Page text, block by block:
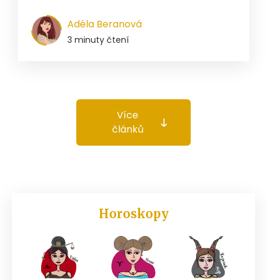
Adéla Beranová
3 minuty čtení
Více
článků
Horoskopy